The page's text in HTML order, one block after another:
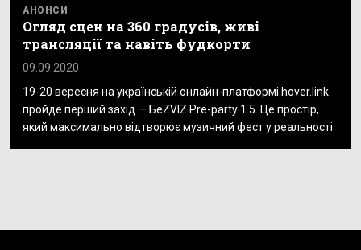
АНОНСИ
Огляд сцен на 360 градусів, живі
трансляції та навіть фудкорти
09.09.2020
19-20 вересня на українській онлайн-платформі hover.link
пройде перший захід — БеZVIZ Pre-party 1.5. Це простір,
який максимально відтворює музичний фест у реальності